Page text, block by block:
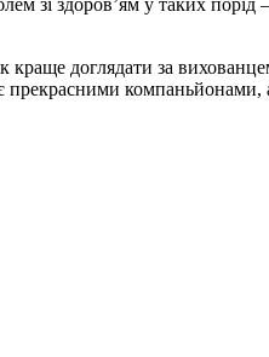
краще доглядати за
прекрасними компаньйонами,